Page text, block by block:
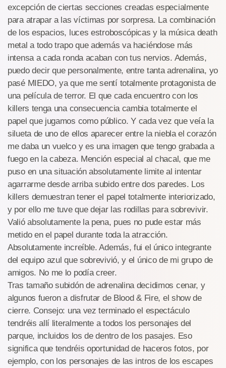
excepción de ciertas secciones creadas especialmente
para atrapar a las víctimas por sorpresa. La combinación
de los espacios, luces estroboscópicas y la música death
metal a todo trapo que además va haciéndose más
intensa a cada ronda acaban con tus nervios. Además,
puedo decir que personalmente, entre tanta adrenalina, yo
pasé MIEDO, ya que me sentí totalmente protagonista de
una película de terror. El que cada encuentro con los
killers tenga una consecuencia cambia totalmente el
papel que jugamos como público. Y cada vez que veía la
silueta de uno de ellos aparecer entre la niebla el corazón
me daba un vuelco y es una imagen que tengo grabada a
fuego en la cabeza. Mención especial al chacal, que me
puso en una situación absolutamente limite al intentar
agarrarme desde arriba subido entre dos paredes. Los
killers demuestran tener el papel totalmente interiorizado,
y por ello me tuve que dejar las rodillas para sobrevivir.
Valió absolutamente la pena, pues no pude estar más
metido en el papel durante toda la atracción.
Absolutamente increíble. Además, fui el único integrante
del equipo azul que sobrevivió, y el único de mi grupo de
amigos. No me lo podía creer.
Tras tamaño subidón de adrenalina decidimos cenar, y
algunos fueron a disfrutar de Blood & Fire, el show de
cierre. Consejo: una vez terminado el espectáculo
tendréis allí literalmente a todos los personajes del
parque, incluidos los de dentro de los pasajes. Eso
significa que tendréis oportunidad de haceros fotos, por
ejemplo, con los personajes de las intros de los escapes